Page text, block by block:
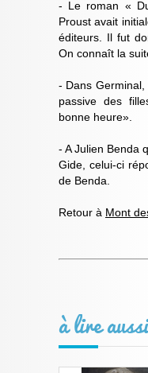
- Le roman «
Proust avait
éditeurs. Il fut
On connaît la
- Dans
passive des
bonne heure».
- A Julien Benda
Gide, celui-ci
de Benda.
Retour à Mont
à lire aussi